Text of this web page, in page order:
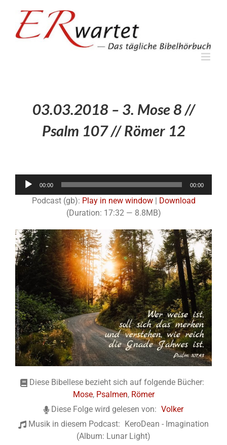
springen
03.03.2018 – 3. Mose 8 //
Psalm 107 // Römer 12
Audio-
00:00 00:00
Podcast (gb): Play in new window|
Download
(Duration: 17:32 — 8.8MB)
Diese Bibellese bezieht sich auf folgende Bücher:
Mose, Psalmen, Römer
Diese Folge wird gelesen von: Volker
Musik in diesem Podcast: KeroDean - Imagination
(Album: Lunar Light)